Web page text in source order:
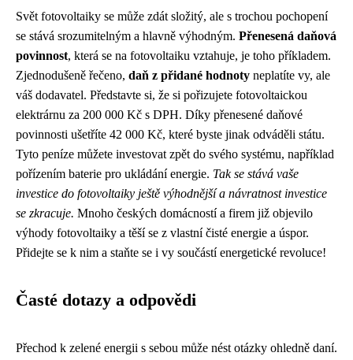
Svět fotovoltaiky se může zdát složitý, ale s trochou pochopení
se stává srozumitelným a hlavně výhodným. Přenesená daňová
povinnost, která se na fotovoltaiku vztahuje, je toho příkladem.
Zjednodušeně řečeno, daň z přidané hodnoty neplatíte vy, ale
váš dodavatel. Představte si, že si pořizujete fotovoltaickou
elektrárnu za 200 000 Kč s DPH. Díky přenesené daňové
povinnosti ušetříte 42 000 Kč, které byste jinak odváděli státu.
Tyto peníze můžete investovat zpět do svého systému, například
pořízením baterie pro ukládání energie. Tak se stává vaše
investice do fotovoltaiky ještě výhodnější a návratnost investice
se zkracuje. Mnoho českých domácností a firem již objevilo
výhody fotovoltaiky a těší se z vlastní čisté energie a úspor.
Přidejte se k nim a staňte se i vy součástí energetické revoluce!
Časté dotazy a odpovědi
Přechod k zelené energii s sebou může nést otázky ohledně daní.